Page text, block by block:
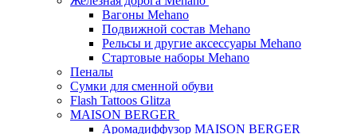
Вагоны Mehano
Подвижной состав Mehano
Рельсы и другие аксессуары Mehano
Стартовые наборы Mehano
Пеналы
Сумки для сменной обуви
Flash Tattoos Glitza
MAISON BERGER
Аромадиффузор MAISON BERGER